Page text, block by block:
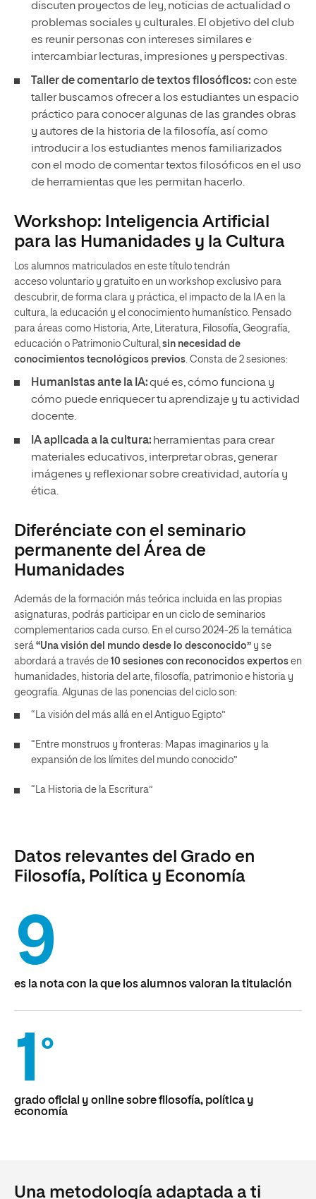
discuten proyectos de ley, noticias de actualidad o
problemas sociales y culturales. El objetivo del club
es reunir personas con intereses similares e
intercambiar lecturas, impresiones y perspectivas.
Taller de comentario de textos filosóficos: con este
taller buscamos ofrecer a los estudiantes un espacio
práctico para conocer algunas de las grandes obras
y autores de la historia de la filosofía, así como
introducir a los estudiantes menos familiarizados
con el modo de comentar textos filosóficos en el uso
de herramientas que les permitan hacerlo.
Workshop: Inteligencia Artificial
para las Humanidades y la Cultura
Los alumnos matriculados en este título tendrán
acceso voluntario y gratuito en un workshop exclusivo para
descubrir, de forma clara y práctica, el impacto de la IA en la
cultura, la educación y el conocimiento humanístico. Pensado
para áreas como Historia, Arte, Literatura, Filosofía, Geografía,
educación o Patrimonio Cultural,sin necesidad de
conocimientos tecnológicos previos. Consta de 2 sesiones:
Humanistas ante la IA:qué es, cómo funciona y
cómo puede enriquecer tu aprendizaje y tu actividad
docente.
IA aplicada a la cultura: herramientas para crear
materiales educativos, interpretar obras, generar
imágenes y reflexionar sobre creatividad, autoría y
ética.
Diferénciate con el seminario
permanente del Área de
Humanidades
Además de la formación más teórica incluida en las propias
asignaturas, podrás participar en un ciclo de seminarios
complementarios cada curso. En el curso 2024-25 la temática
será “Una visión del mundo desde lo desconocido” y se
abordará a través de 10 sesiones con reconocidos expertos en
humanidades, historia del arte, filosofía, patrimonio e historia y
geografía. Algunas de las ponencias del ciclo son:
“La visión del más allá en el Antiguo Egipto”
“Entre monstruos y fronteras: Mapas imaginarios y la
expansión de los límites del mundo conocido”
“La Historia de la Escritura”
Datos relevantes del Grado en
Filosofía, Política y Economía
9
es la nota con la que los alumnos valoran la titulación
1 º
grado oficial y online sobre filosofía, política y
economía
Una metodología adaptada a ti